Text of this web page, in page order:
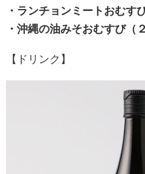
・ランチョンミートおむす
・沖縄の油みそおむすび（
【ドリンク】